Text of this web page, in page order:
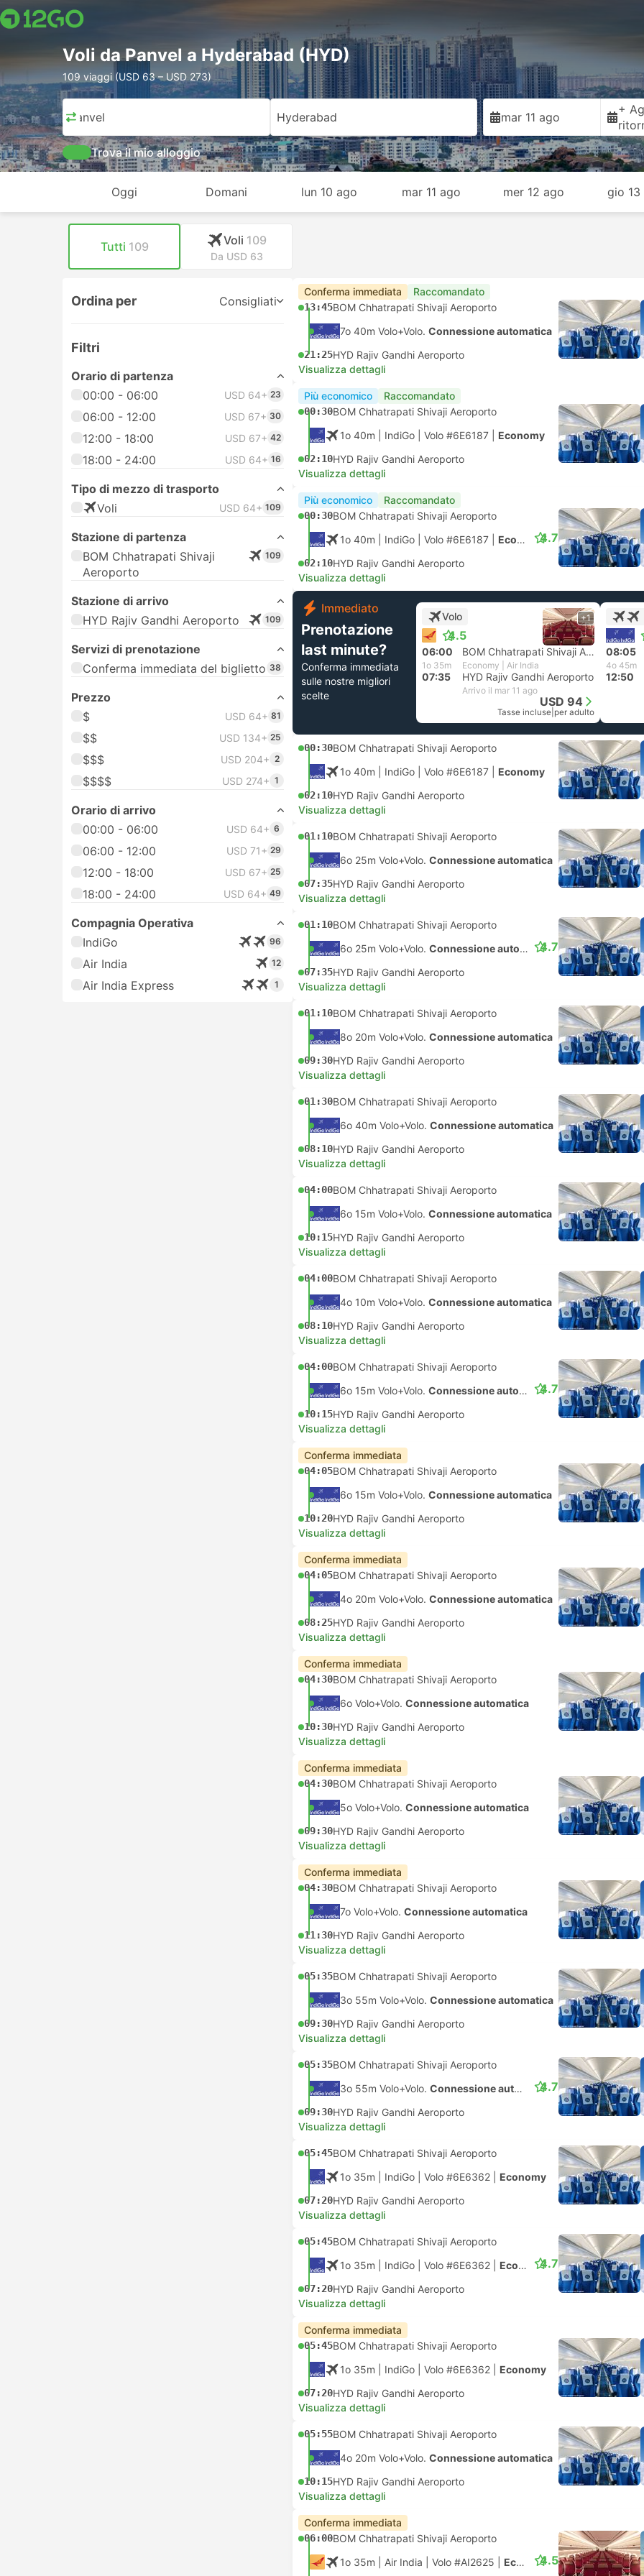
Voli da Panvel a Hyderabad (HYD)
109 viaggi (USD 63 – USD 273)
Panvel Hyderabad mar 11 ago
+
Trova il mio alloggio
Oggi Domani lun 10 ago mar 11 ago mer 12 ago gio 13
Tutti 109 Voli 109
Da USD 63
Ordina per Consigliati
Filtri
Orario di partenza
00:00 - 06:00
USD 64+ 23
06:00 - 12:00 USD 67+ 30
12:00 - 18:00 USD 67+ 42
18:00 - 24:00 USD 64+ 16
Tipo di mezzo di trasporto
Voli
USD 64+ 109
Stazione di partenza
BOM Chhatrapati Shivaji
Aeroporto
109
Stazione di arrivo
HYD Rajiv Gandhi Aeroporto
109
Servizi di prenotazione
Conferma immediata del biglietto 38
Prezzo
$
USD 64+ 81
$$ USD 134+ 25
$$$ USD 204+ 2
$$$$ USD 274+ 1
Orario di arrivo
00:00 - 06:00
USD 64+ 6
06:00 - 12:00 USD 71+ 29
12:00 - 18:00 USD 67+ 25
18:00 - 24:00 USD 64+ 49
Compagnia Operativa
IndiGo
96
Air India 12
Air India Express 1
Conferma immediata Raccomandato
13:45BOM Chhatrapati Shivaji Aeroporto
7o 40m Volo+Volo. Connessione automatica
21:25HYD Rajiv Gandhi Aeroporto
Visualizza dettagli
Più economico Raccomandato
00:30BOM Chhatrapati Shivaji Aeroporto
1o 40m | IndiGo Volo #6E6187 Economy
02:10HYD Rajiv Gandhi Aeroporto
Visualizza dettagli
Più economico Raccomandato
00:30BOM Chhatrapati Shivaji Aeroporto
1o 40m | IndiGo Volo #6E6187 Economy
02:10HYD Rajiv Gandhi Aeroporto
4.7
Visualizza dettagli
Immediato
Prenotazione
last minute?
Conferma immediata
sulle nostre migliori
scelte
Volo
4.5
+1
06:00 BOM Chhatrapati Shivaji Aeroporto
1o 35m Economy | Air India
07:35 HYD Rajiv Gandhi Aeroporto
Arrivo il mar 11 ago
USD 94
Tasse incluse per adulto
08:05
4o 45m
12:50
00:30BOM Chhatrapati Shivaji Aeroporto
1o 40m | IndiGo Volo #6E6187 Economy
02:10HYD Rajiv Gandhi Aeroporto
Visualizza dettagli
01:10BOM Chhatrapati Shivaji Aeroporto
6o 25m Volo+Volo. Connessione automatica
07:35HYD Rajiv Gandhi Aeroporto
Visualizza dettagli
01:10BOM Chhatrapati Shivaji Aeroporto
6o 25m Volo+Volo. Connessione automatica
07:35HYD Rajiv Gandhi Aeroporto
4.7
Visualizza dettagli
01:10BOM Chhatrapati Shivaji Aeroporto
8o 20m Volo+Volo. Connessione automatica
09:30HYD Rajiv Gandhi Aeroporto
Visualizza dettagli
01:30BOM Chhatrapati Shivaji Aeroporto
6o 40m Volo+Volo. Connessione automatica
08:10HYD Rajiv Gandhi Aeroporto
Visualizza dettagli
04:00BOM Chhatrapati Shivaji Aeroporto
6o 15m Volo+Volo. Connessione automatica
10:15HYD Rajiv Gandhi Aeroporto
Visualizza dettagli
04:00BOM Chhatrapati Shivaji Aeroporto
4o 10m Volo+Volo. Connessione automatica
08:10HYD Rajiv Gandhi Aeroporto
Visualizza dettagli
04:00BOM Chhatrapati Shivaji Aeroporto
6o 15m Volo+Volo. Connessione automatica
10:15HYD Rajiv Gandhi Aeroporto
4.7
Visualizza dettagli
Conferma immediata
04:05BOM Chhatrapati Shivaji Aeroporto
6o 15m Volo+Volo. Connessione automatica
10:20HYD Rajiv Gandhi Aeroporto
Visualizza dettagli
Conferma immediata
04:05BOM Chhatrapati Shivaji Aeroporto
4o 20m Volo+Volo. Connessione automatica
08:25HYD Rajiv Gandhi Aeroporto
Visualizza dettagli
Conferma immediata
04:30BOM Chhatrapati Shivaji Aeroporto
6o Volo+Volo. Connessione automatica
10:30HYD Rajiv Gandhi Aeroporto
Visualizza dettagli
Conferma immediata
04:30BOM Chhatrapati Shivaji Aeroporto
5o Volo+Volo. Connessione automatica
09:30HYD Rajiv Gandhi Aeroporto
Visualizza dettagli
Conferma immediata
04:30BOM Chhatrapati Shivaji Aeroporto
7o Volo+Volo. Connessione automatica
11:30HYD Rajiv Gandhi Aeroporto
Visualizza dettagli
05:35BOM Chhatrapati Shivaji Aeroporto
3o 55m Volo+Volo. Connessione automatica
09:30HYD Rajiv Gandhi Aeroporto
Visualizza dettagli
05:35BOM Chhatrapati Shivaji Aeroporto
3o 55m Volo+Volo. Connessione automatica
09:30HYD Rajiv Gandhi Aeroporto
4.7
Visualizza dettagli
05:45BOM Chhatrapati Shivaji Aeroporto
1o 35m | IndiGo Volo #6E6362 Economy
07:20HYD Rajiv Gandhi Aeroporto
Visualizza dettagli
05:45BOM Chhatrapati Shivaji Aeroporto
1o 35m | IndiGo Volo #6E6362 Economy
07:20HYD Rajiv Gandhi Aeroporto
4.7
Visualizza dettagli
Conferma immediata
05:45BOM Chhatrapati Shivaji Aeroporto
1o 35m | IndiGo Volo #6E6362 Economy
07:20HYD Rajiv Gandhi Aeroporto
Visualizza dettagli
05:55BOM Chhatrapati Shivaji Aeroporto
4o 20m Volo+Volo. Connessione automatica
10:15HYD Rajiv Gandhi Aeroporto
Visualizza dettagli
Conferma immediata
06:00BOM Chhatrapati Shivaji Aeroporto
1o 35m | Air India Volo #AI2625 Economy 4.5